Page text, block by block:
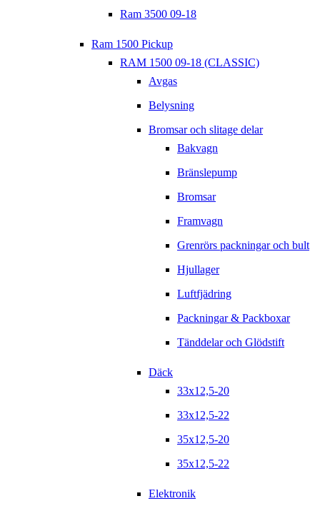
Ram 3500 09-18
Ram 1500 Pickup
RAM 1500 09-18 (CLASSIC)
Avgas
Belysning
Bromsar och slitage delar
Bakvagn
Bränslepump
Bromsar
Framvagn
Grenrörs packningar och bult
Hjullager
Luftfjädring
Packningar & Packboxar
Tänddelar och Glödstift
Däck
33x12,5-20
33x12,5-22
35x12,5-20
35x12,5-22
Elektronik